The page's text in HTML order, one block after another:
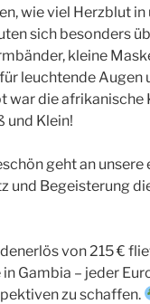
wie viel Herzblut
sich besonders
kleine
leuchtende Augen
war die afrikanische
und Klein!
geht an
und Begeisterung
von 215 €
Gambia – jeder
zu schaffen.